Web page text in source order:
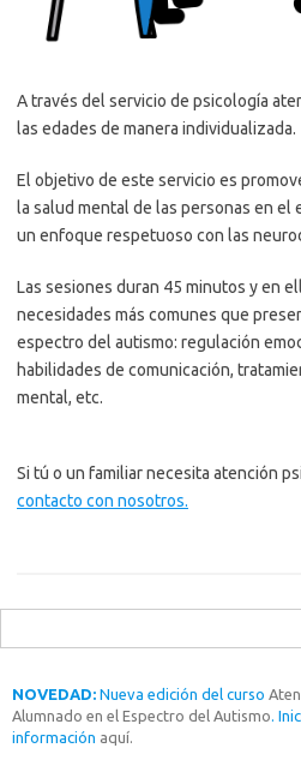
A través del servicio de psicología
las edades de manera individualizada.
El objetivo de este servicio es
la salud mental de las personas en
un enfoque respetuoso con las
Las sesiones duran 45 minutos y en
necesidades más comunes que
espectro del autismo: regulación
habilidades de comunicación,
mental, etc.
Si tú o un familiar necesita atención
contacto con nosotros.
NOVEDAD: Nueva edición del curso
Alumnado en el Espectro del Autismo.
información aquí.